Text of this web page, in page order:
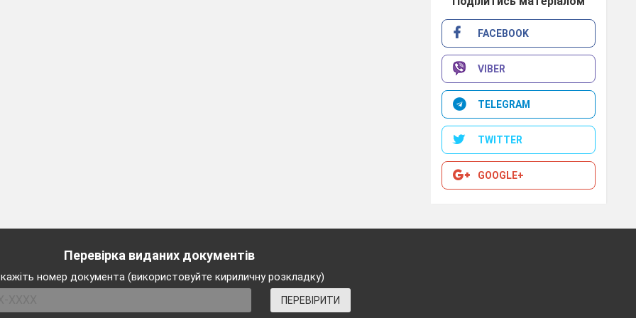
FACEBOOK
VIBER
TELEGRAM
TWITTER
GOOGLE+
Перевірка виданих документів
номер документа (використовуйте кириличну розкладку)
ПЕРЕВІРИТИ